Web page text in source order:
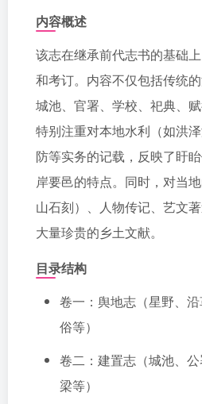
内容概述
该志在继承前代志书的基础
和考订。内容不仅包括传统的
城池、官署、学校、祀典、
特别注重对本地水利（如洪
防等实务的记载，反映了盱
岸要邑的特点。同时，对当
山石刻）、人物传记、艺文
大量珍贵的乡土文献。
目录结构
卷一：舆地志（星野、
俗等）
卷二：建置志（城池、
梁等）